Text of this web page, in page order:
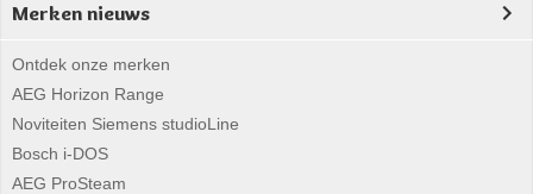
Merken nieuws
Ontdek onze merken
AEG Horizon Range
Noviteiten Siemens studioLine
Bosch i-DOS
AEG ProSteam